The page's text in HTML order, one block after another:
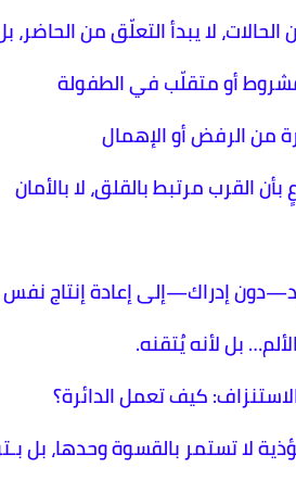
لا يبدأ التعلّق من الحاضر،
أو متقلّب في الطفولة
من الرفض أو الإهمال
بأن القرب مرتبط بالقلق، لا بالأمان
إدراك—إلى إعادة إنتاج نفس
بل لأنه يُتقنه.
كيف تعمل الدائرة؟
لا تستمر بالقسوة وحدها، بل